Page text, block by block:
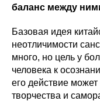
баланс между
Базовая идея
неотличимости
много, но цель у
человека к
его действие
творчества и